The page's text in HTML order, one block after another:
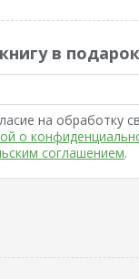
в
на обработку
о
соглашением.